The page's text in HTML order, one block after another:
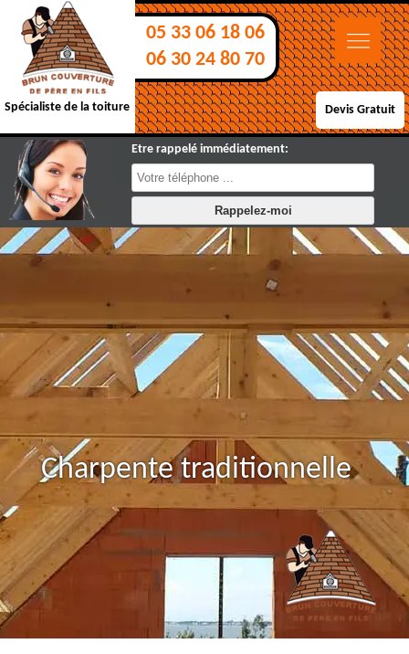
Spécialiste de la toiture
05 33 06 18 06
06 30 24 80 70
Devis Gratuit
Etre rappelé immédiatement:
Charpente traditionnelle